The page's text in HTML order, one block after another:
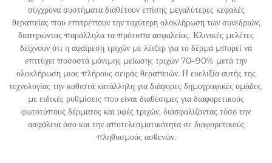
σύγχρονα συστήματα διαθέτουν επίσης μεγαλύτερες κεφαλές
θεραπείας που επιτρέπουν την ταχύτερη ολοκλήρωση των συνεδριών,
διατηρώντας παράλληλα τα πρότυπα ασφαλείας. Κλινικές μελέτες
δείχνουν ότι η αφαίρεση τριχών με λέιζερ για το δέρμα μπορεί να
επιτύχει ποσοστά μόνιμης μείωσης τριχών 70–90% μετά την
ολοκλήρωση μιας πλήρους σειράς θεραπειών. Η ευελιξία αυτής της
τεχνολογίας την καθιστά κατάλληλη για διάφορες δημογραφικές ομάδες,
με ειδικές ρυθμίσεις που είναι διαθέσιμες για διαφορετικούς
φωτοτύπους δέρματος και υφές τριχών, διασφαλίζοντας τόσο την
ασφάλεια όσο και την αποτελεσματικότητα σε διαφορετικούς
πληθυσμούς ασθενών.